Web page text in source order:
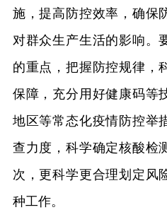
施，提高防控效率，确保
对群众生产生活的影响。
的重点，把握防控规律，
保障，充分用好健康码等
地区等常态化疫情防控举
查力度，科学确定核酸检
次，更科学更合理划定风
种工作。